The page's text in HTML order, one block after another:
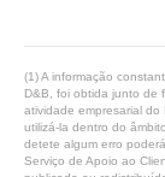
(1) A informação
D&B, foi obtida junto de
atividade empresarial
utilizá-la dentro do
detete algum erro
Serviço de Apoio ao